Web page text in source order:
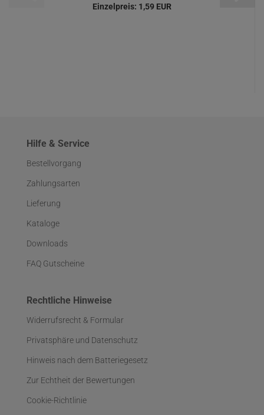
Einzelpreis: 1,59 EUR
Hilfe & Service
Bestellvorgang
Zahlungsarten
Lieferung
Kataloge
Downloads
FAQ Gutscheine
Rechtliche Hinweise
Widerrufsrecht & Formular
Privatsphäre und Datenschutz
Hinweis nach dem Batteriegesetz
Zur Echtheit der Bewertungen
Cookie-Richtlinie